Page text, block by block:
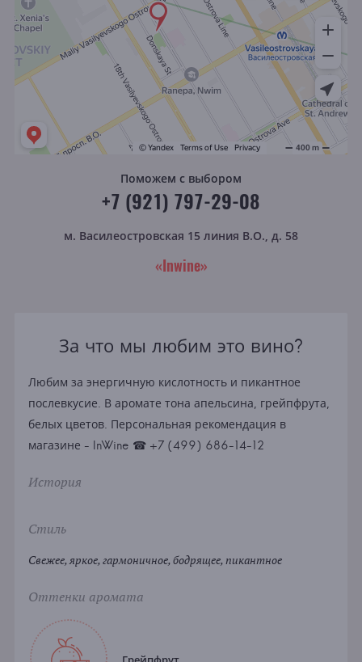
Поможем с выбором
+7 (921) 797-29-08
м. Василеостровская 15 линия В.О., д. 58
«Inwine»
За что мы любим это вино?
Любим за энергичную кислотность и пикантное
послевкусие. В аромате тона апельсина, грейпфрута,
белых цветов. Персональная рекомендация в
магазине - InWine ☎ +7 (499) 686-14-12
История
Стиль
Свежее, яркое, гармоничное, бодрящее, пикантное
Оттенки аромата